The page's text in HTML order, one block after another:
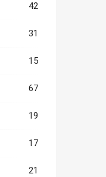
42
31
15
67
19
17
21